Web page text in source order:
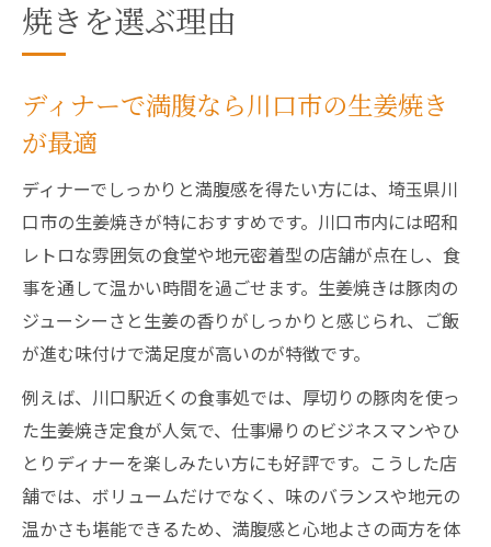
焼きを選ぶ理由
ディナーで満腹なら川口市の生姜焼き
が最適
ディナーでしっかりと満腹感を得たい方には、埼玉県川
口市の生姜焼きが特におすすめです。川口市内には昭和
レトロな雰囲気の食堂や地元密着型の店舗が点在し、食
事を通して温かい時間を過ごせます。生姜焼きは豚肉の
ジューシーさと生姜の香りがしっかりと感じられ、ご飯
が進む味付けで満足度が高いのが特徴です。
例えば、川口駅近くの食事処では、厚切りの豚肉を使っ
た生姜焼き定食が人気で、仕事帰りのビジネスマンやひ
とりディナーを楽しみたい方にも好評です。こうした店
舗では、ボリュームだけでなく、味のバランスや地元の
温かさも堪能できるため、満腹感と心地よさの両方を体